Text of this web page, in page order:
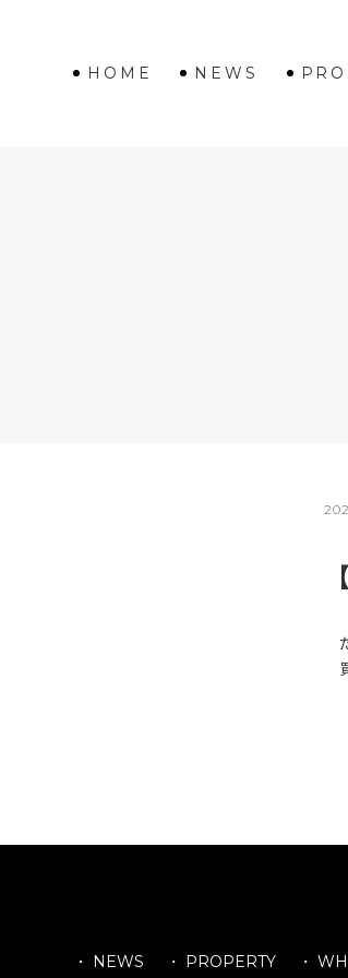
HOME NEWS
・ NEWS ・ PROPERTY ・